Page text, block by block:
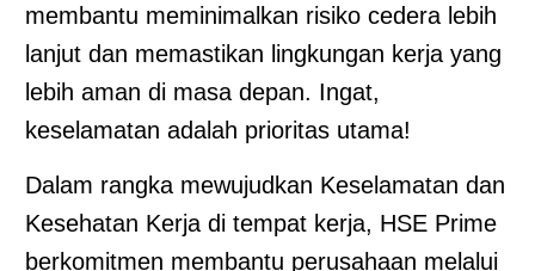
membantu meminimalkan risiko cedera lebih
lanjut dan memastikan lingkungan kerja yang
lebih aman di masa depan. Ingat,
keselamatan adalah prioritas utama!
Dalam rangka mewujudkan Keselamatan dan
Kesehatan Kerja di tempat kerja, HSE Prime
berkomitmen membantu perusahaan melalui